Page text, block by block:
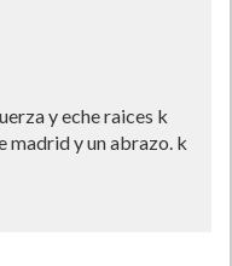
y eche raices k
madrid y un abrazo. k